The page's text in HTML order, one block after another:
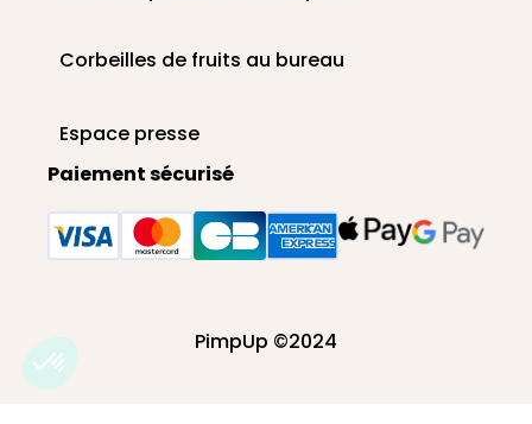
Corbeilles de fruits au bureau
Espace presse
Paiement sécurisé
PimpUp ©2024